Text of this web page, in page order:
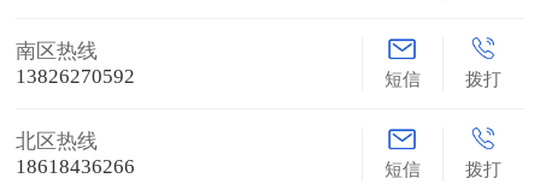
南区热线
13826270592
短信 拨打
北区热线
18618436266
短信 拨打